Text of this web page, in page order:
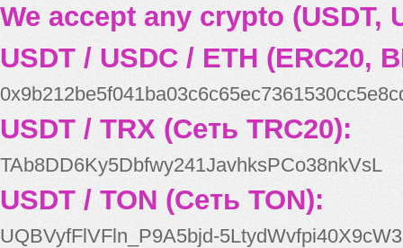
We accept any crypto (USDT,
USDT / USDC / ETH (ERC20,
USDT / TRX (Сеть TRC20):
TAb8DD6Ky5Dbfwy241JavhksPCo38nkVsL
USDT / TON (Сеть TON):
UQBVyfFlVFln_P9A5bjd-